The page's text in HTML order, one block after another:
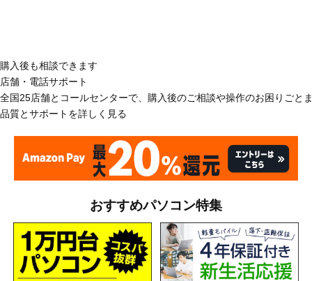
購入後も相談できます
店舗・電話サポート
全国25店舗とコールセンターで、購入後のご相談や操作のお困りごと
品質とサポートを詳しく見る
おすすめパソコン特集